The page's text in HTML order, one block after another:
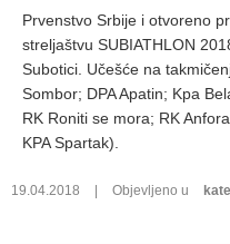
Prvenstvo Srbije i otvoreno
streljaštvu SUBIATHLON
Subotici. Učešće na
Sombor; DPA Apatin; Kpa
RK Roniti se mora; RK
KPA Spartak).
19.04.2018 Objevljeno u